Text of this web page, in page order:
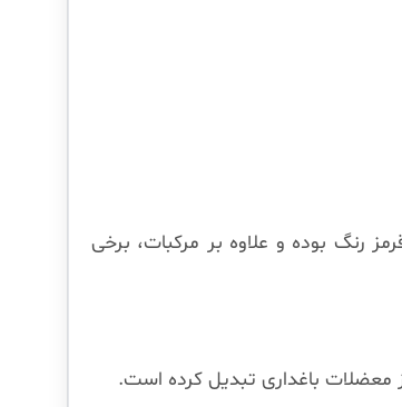
رنگ بوده و علاوه بر مرکبات، برخی
معضلات باغداری تبدیل کرده است.